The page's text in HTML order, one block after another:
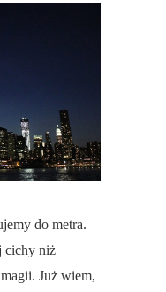
do metra.
cichy niż
Już wiem,